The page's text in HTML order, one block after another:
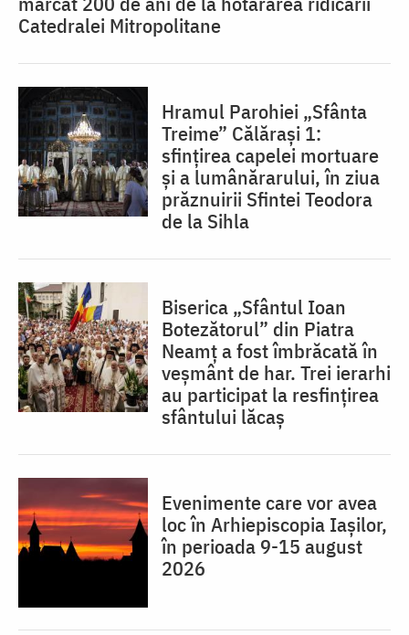
Catedralei Mitropolitane
Hramul Parohiei „Sfânta
Treime” Călărași 1:
sfințirea capelei mortuare
și a lumânărarului, în ziua
prăznuirii Sfintei Teodora
de la Sihla
Biserica „Sfântul Ioan
Botezătorul” din Piatra
Neamț a fost îmbrăcată în
veșmânt de har. Trei ierarhi
au participat la resfințirea
sfântului lăcaș
Evenimente care vor avea
loc în Arhiepiscopia Iaşilor,
în perioada 9-15 august
2026